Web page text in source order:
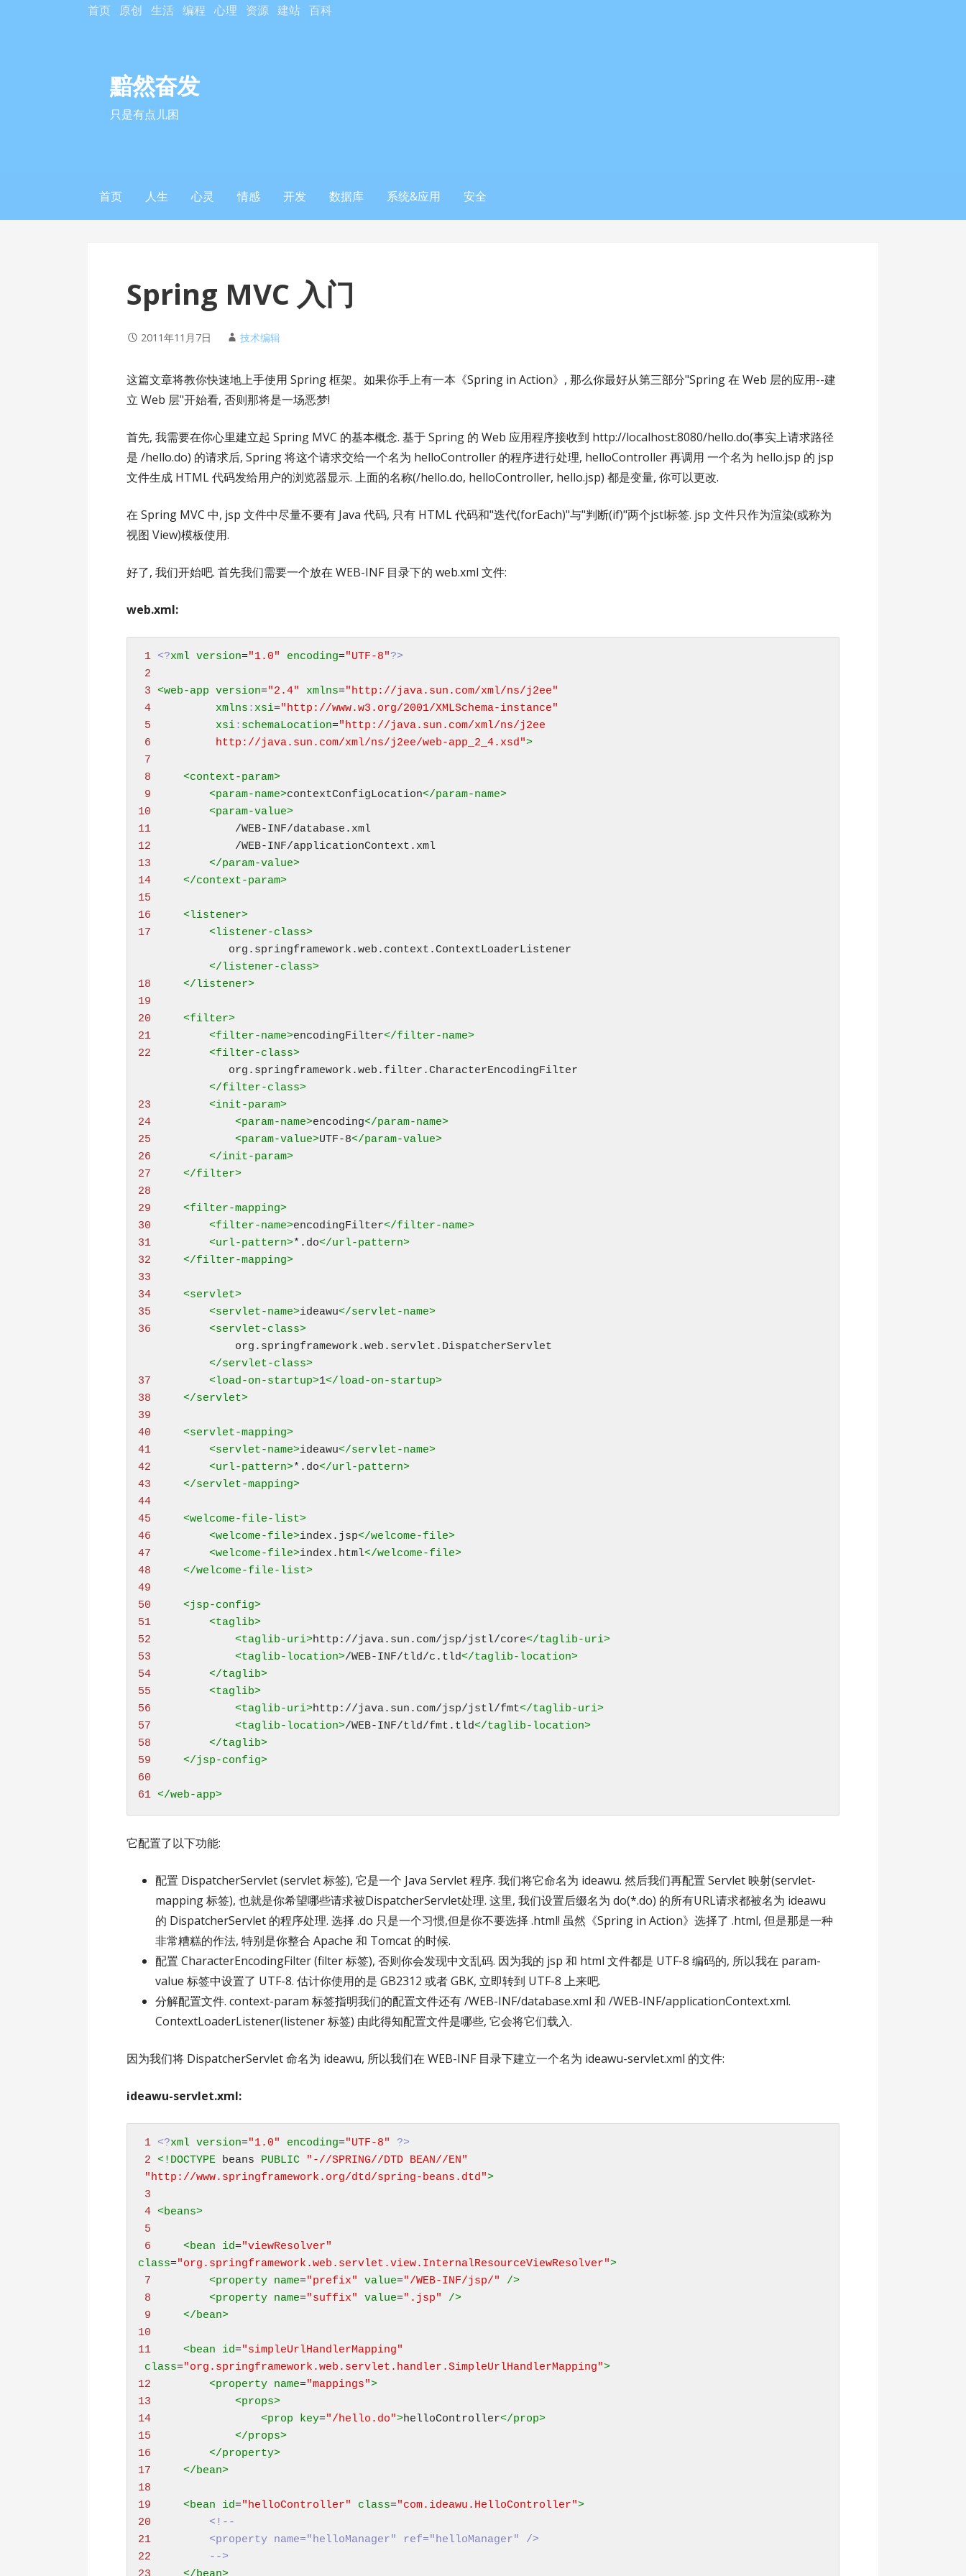
首页 原创 生活 编程 心理 资源 建站 百科
黯然奋发
只是有点儿困
首页 人生 心灵 情感 开发 数据库 系统&应用 安全
Spring MVC 入门
2011年11月7日 技术编辑
这篇文章将教你快速地上手使用 Spring 框架。如果你手上有一本《Spring in Action》, 那么你最好从第三部分"Spring 在 Web 层的应用--建
立 Web 层"开始看, 否则那将是一场恶梦!
首先, 我需要在你心里建立起 Spring MVC 的基本概念. 基于 Spring 的 Web 应用程序接收到 http://localhost:8080/hello.do(事实上请求路径
是 /hello.do) 的请求后, Spring 将这个请求交给一个名为 helloController 的程序进行处理, helloController 再调用 一个名为 hello.jsp 的 jsp
文件生成 HTML 代码发给用户的浏览器显示. 上面的名称(/hello.do, helloController, hello.jsp) 都是变量, 你可以更改.
在 Spring MVC 中, jsp 文件中尽量不要有 Java 代码, 只有 HTML 代码和"迭代(forEach)"与"判断(if)"两个jstl标签. jsp 文件只作为渲染(或称为
视图 View)模板使用.
好了, 我们开始吧. 首先我们需要一个放在 WEB-INF 目录下的 web.xml 文件:
web.xml:
1 <?xml version="1.0" encoding="UTF-8"?>
2
3 <web-app version="2.4" xmlns="http://java.sun.com/xml/ns/j2ee"
4
xmlns : xsi="http://www.w3.org/2001/XMLSchema-instance"
5
xsi: schemaLocation="http://java.sun.com/xml/ns/j2ee
6
         http://java.sun.com/xml/ns/j2ee/web-app_2_4.xsd"
>
7
8
<context-param>
9
<param-name>contextConfigLocation</param-name>
10
<param-value>
11
12
13
</param-value>
14
</context-param>
15
16
<listener>
17
<listener-class
           </listener-class>
18
</listener>
19
20
<filter>
21
<filter-name>encodingFilter</filter-name>
22
<filter-class
           </filter-class>
23
<init-param>
24
<param-name>encoding</param-name>
25
<param-value>UTF-8</param-value>
26
</init-param>
27
</filter>
28
29
<filter-mapping>
30
<filter-name>encodingFilter</filter-name>
31
<url-pattern>*.do</url-pattern>
32
</filter-mapping>
33
34
<servlet>
35
<servlet-name>ideawu</servlet-name>
36
<servlet-class>
org.springframework.web.servlet.DispatcherServlet
</servlet-class>
37
<load-on-startup>1</load-on-startup>
38
</servlet>
39
40
<servlet-mapping>
41
<servlet-name>ideawu</servlet-name>
42
<url-pattern>*.do</url-pattern>
43
</servlet-mapping>
44
45
<welcome-file-list>
46
<welcome-file>index.jsp</welcome-file>
47
<welcome-file>index.html</welcome-file>
48
</welcome-file-list>
49
50
<jsp-config>
51
<taglib>
52
<taglib-uri>http://java.sun.com/jsp/jstl/core</taglib-uri>
53
<taglib-location>/WEB-INF/tld/c.tld</taglib-location>
54
</taglib>
55
<taglib>
56
<taglib-uri>http://java.sun.com/jsp/jstl/fmt</taglib-uri>
57
<taglib-location>/WEB-INF/tld/fmt.tld</taglib-location>
58
</taglib>
59
</jsp-config>
60
61 </web-app>
它配置了以下功能:
配置 DispatcherServlet (servlet 标签), 它是一个 Java Servlet 程序. 我们将它命名为 ideawu. 然后我们再配置 Servlet 映射(servlet-
mapping 标签), 也就是你希望哪些请求被DispatcherServlet处理. 这里, 我们设置后缀名为 do(*.do) 的所有URL请求都被名为 ideawu
的 DispatcherServlet 的程序处理. 选择 .do 只是一个习惯,但是你不要选择 .html! 虽然《Spring in Action》选择了 .html, 但是那是一种
非常糟糕的作法, 特别是你整合 Apache 和 Tomcat 的时候.
配置 CharacterEncodingFilter (filter 标签), 否则你会发现中文乱码. 因为我的 jsp 和 html 文件都是 UTF-8 编码的, 所以我在 param-
value 标签中设置了 UTF-8. 估计你使用的是 GB2312 或者 GBK, 立即转到 UTF-8 上来吧.
分解配置文件. context-param 标签指明我们的配置文件还有 /WEB-INF/database.xml 和 /WEB-INF/applicationContext.xml.
ContextLoaderListener(listener 标签) 由此得知配置文件是哪些, 它会将它们载入.
因为我们将 DispatcherServlet 命名为 ideawu, 所以我们在 WEB-INF 目录下建立一个名为 ideawu-servlet.xml 的文件:
ideawu-servlet.xml:
1 <?xml version="1.0" encoding="UTF-8"
?>
2 <! DOCTYPE beans PUBLIC
"http://www.springframework.org/dtd/spring-beans.dtd">
3
4 <beans>
5
6
<bean id="viewResolver"
class="org.springframework.web.servlet.view.InternalResourceViewResolver">
7
<property name="prefix" value="/WEB-INF/jsp/"
/>
8
<property name="suffix" value=".jsp"
/>
9
</bean>
10
11
<bean id=
class="org.springframework.web.servlet.handler.SimpleUrlHandlerMapping">
12
<property name="mappings">
13
<props>
14
<prop key="/hello.do">helloController</prop>
15
</props>
16
</property>
17
</bean>
18
19
<bean id="helloController" class="com.ideawu.HelloController">
20
<! --
21
        <property name="helloManager" ref="helloManager" />
22
        --
>